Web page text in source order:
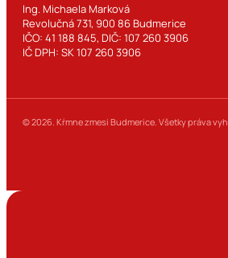
Ing. Michaela Marková
Revolučná 731, 900 86 Budmerice
IČO: 41 188 845, DIČ: 107 260 3906
IČ DPH: SK 107 260 3906
© 2026. Kŕmne zmesi Budmerice. Všetky práva